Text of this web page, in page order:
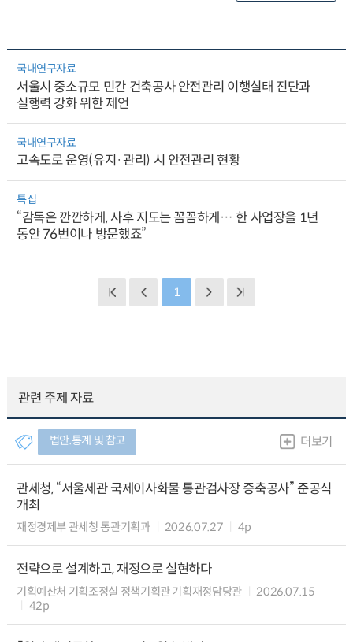
국내연구자료
서울시 중소규모 민간 건축공사 안전관리 이행실태 진단과
실행력 강화 위한 제언
국내연구자료
고속도로 운영(유지·관리) 시 안전관리 현황
특집
“감독은 깐깐하게, 사후 지도는 꼼꼼하게… 한 사업장을 1년
동안 76번이나 방문했죠”
1
관련 주제 자료
법안.통계 및 참고 더보기
관세청, “서울세관 국제이사화물 통관검사장 증축공사” 준공식
개최
재정경제부 관세청 통관기획과 2026.07.27 4p
전략으로 설계하고, 재정으로 실현하다
기획예산처 기획조정실 정책기획관 기획재정담당관
2026.07.15
42p